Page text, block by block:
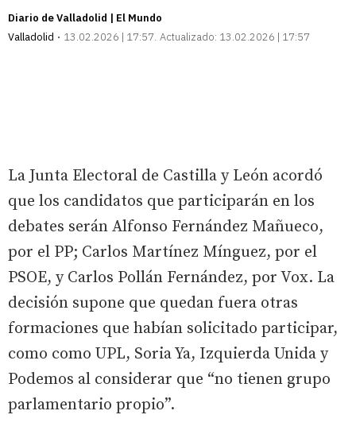
Diario de Valladolid | El Mundo
Valladolid
13.02.2026 | 17:57 Actualizado: 13.02.2026 | 17:57
La Junta Electoral de Castilla y León acordó
que los candidatos que participarán en los
debates serán Alfonso Fernández Mañueco,
por el PP; Carlos Martínez Mínguez, por el
PSOE, y Carlos Pollán Fernández, por Vox. La
decisión supone que quedan fuera otras
formaciones que habían solicitado participar,
como como UPL, Soria Ya, Izquierda Unida y
Podemos al considerar que “no tienen grupo
parlamentario propio”.